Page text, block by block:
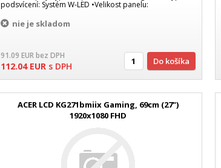
podsvícení: Systém W-LED •Velikost panelu:
nie je skladom
91.09 EURbez DPH
112.04EUR s DPH Do košíka
ACER LCD KG271bmiix Gaming, 69cm (27")
1920x1080 FHD